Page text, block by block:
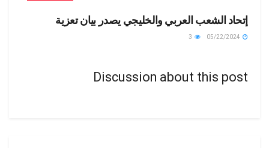
إتحاد الشعب العربي والخليجي يصدر بيان تعزية
Discussion about this post